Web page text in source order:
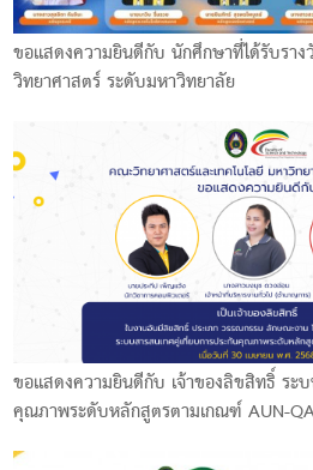
ขอแสดงความยินดีกับ นักศึกษาที่ได้รับราง
วิทยาศาสตร์ ระดับมหาวิทยาลัย
ขอแสดงความยินดีกับ เจ้าของลิขสิทธิ์ ระ
คุณภาพระดับหลักสูตรตามเกณฑ์ AUN-